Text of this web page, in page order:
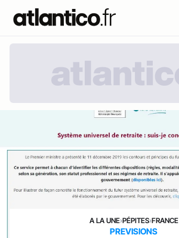
A LA UNE›PÉPITES›FRANCE
PREVISIONS